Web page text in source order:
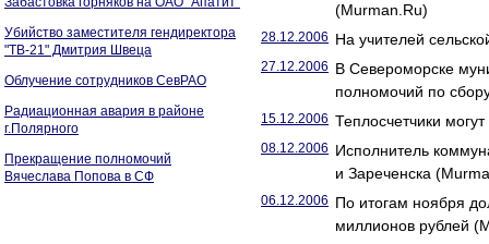
Убийство заместителя гендиректора
"ТВ-21" Дмитрия Швеца
Облучение сотрудников СевРАО
Радиационная авария в районе
г.Полярного
Прекращение полномочий
Вячеслава Попова в СФ
(Murman.Ru)
28.12.2006 На учителей
27.12.2006 В Североморске
полномочий по
15.12.2006 Теплосчетчики
08.12.2006 Исполнитель
и Зареченска
06.12.2006 По итогам ноября
миллионов рублей